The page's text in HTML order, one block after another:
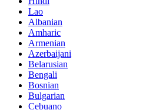
Lao
Albanian
Amharic
Armenian
Azerbaijani
Belarusian
Bengali
Bosnian
Bulgarian
Cebuano